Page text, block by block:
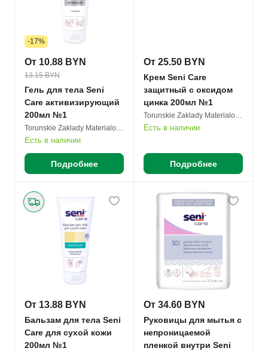
-17%
От 10.88 BYN
13.15 BYN
Гель для тела Seni
Care активизирующий
200мл №1
Torunskie Zaklady Materialow Opatrunkowych S.A.
Есть в наличии
Подробнее
От 25.50 BYN
Крем Seni Care
защитный с оксидом
цинка 200мл №1
Torunskie Zaklady Materialow Opatrunkowych S.A.
Есть в наличии
Подробнее
От 13.88 BYN
Бальзам для тела Seni
Care для сухой кожи
200мл №1
От 34.60 BYN
Руковицы для мытья с
непроницаемой
пленкой внутри Seni